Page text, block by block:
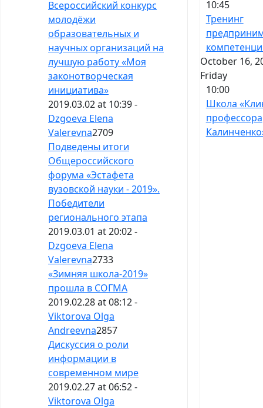
Всероссийский конкурс
молодёжи
образовательных и
научных организаций на
лучшую работу «Моя
законотворческая
инициатива»
2019.03.02 at 10:39 -
Dzgoeva Elena
Valerevna2709
Подведены итоги
Общероссийского
форума «Эстафета
вузовской науки - 2019».
Победители
регионального этапа
2019.03.01 at 20:02 -
Dzgoeva Elena
Valerevna2733
«Зимняя школа-2019»
прошла в СОГМА
2019.02.28 at 08:12 -
Viktorova Olga
Andreevna2857
Дискуссия о роли
информации в
современном мире
2019.02.27 at 06:52 -
Viktorova Olga
10:45
Тренинг
October 16,
Friday
10:00
Школа
профессора